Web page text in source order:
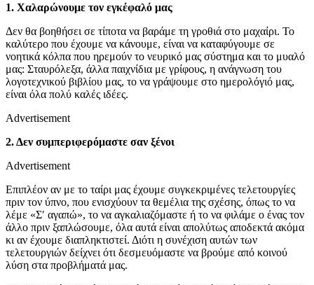
1. Χαλαρώνουμε τον εγκέφαλό μας
Δεν θα βοηθήσει σε τίποτα να βαράμε τη γροθιά στο μαχαίρι. Το
καλύτερο που έχουμε να κάνουμε, είναι να καταφύγουμε σε
νοητικά κόλπα που ηρεμούν το νευρικό μας σύστημα και το μυαλό
μας: Σταυρόλεξα, άλλα παιχνίδια με γρίφους, η ανάγνωση του
λογοτεχνικού βιβλίου μας, το να γράψουμε στο ημερολόγιό μας,
είναι όλα πολύ καλές ιδέες.
Advertisement
2. Δεν συμπεριφερόμαστε σαν ξένοι
Advertisement
Επιπλέον αν με το ταίρι μας έχουμε συγκεκριμένες τελετουργίες
πριν τον ύπνο, που ενισχύουν τα θεμέλια της σχέσης, όπως το να
λέμε «Σ′ αγαπώ», το να αγκαλιαζόμαστε ή το να φιλάμε ο ένας τον
άλλο πριν ξαπλώσουμε, όλα αυτά είναι απολύτως αποδεκτά ακόμα
κι αν έχουμε διαπληκτιστεί. Διότι η συνέχιση αυτών των
τελετουργιών δείχνει ότι δεσμευόμαστε να βρούμε από κοινού
λύση στα προβλήματά μας.